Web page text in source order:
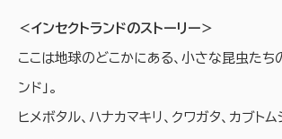
＜インセクトランドのストーリー＞
ここは地球のどこかにある、小さな昆虫たち
ンド」。
ヒメボタル、ハナカマキリ、クワガタ、カブト